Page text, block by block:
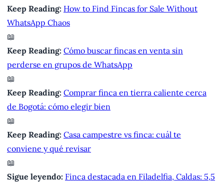
Keep Reading: How to Find Fincas for Sale Without
WhatsApp Chaos
📖
Keep Reading: Cómo buscar fincas en venta sin
perderse en grupos de WhatsApp
📖
Keep Reading: Comprar finca en tierra caliente cerca
de Bogotá: cómo elegir bien
📖
Keep Reading: Casa campestre vs finca: cuál te
conviene y qué revisar
📖
Sigue leyendo: Finca destacada en Filadelfia, Caldas: 5,5